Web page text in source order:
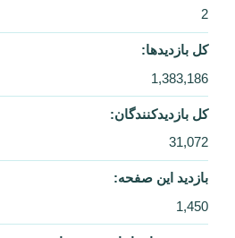
2
کل بازدیدها:
1,383,186
کل بازدیدکنند‌گان:
31,072
بازدید این صفحه:
1,450